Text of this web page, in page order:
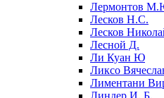
Лермонтов
Лесков Н.С.
Лесков
Лесной Д.
Ли Куан Ю
Ликсо
Лиментани
Линдер И. Б.